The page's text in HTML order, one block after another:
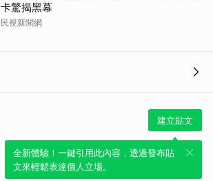
卡驚揭黑幕
民視新聞網
建立貼文
全新體驗！一鍵引用此內容，透過發布貼
文來輕鬆表達個人立場。
取消